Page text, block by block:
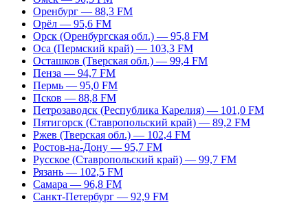
Оренбург — 88,3 FM
Орёл — 95,6 FM
Орск (Оренбургская обл.) — 95,8 FM
Оса (Пермский край) — 103,3 FM
Осташков (Тверская обл.) — 99,4 FM
Пенза — 94,7 FM
Пермь — 95,0 FM
Псков — 88,8 FM
Петрозаводск (Республика Карелия) — 101,0 FM
Пятигорск (Ставропольский край) — 89,2 FM
Ржев (Тверская обл.) — 102,4 FM
Ростов-на-Дону — 95,7 FM
Русское (Ставропольский край) — 99,7 FM
Рязань — 102,5 FM
Самара — 96,8 FM
Санкт-Петербург — 92,9 FM